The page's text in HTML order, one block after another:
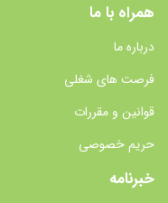
همراه با ما
درباره ما
فرصت های شغلی
قوانین و مقررات
حریم خصوصی
خبرنامه